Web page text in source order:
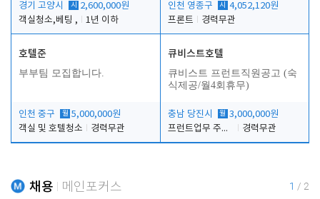
경기 고양시 시
2,600,000원
객실청소,베팅 ,
1년 이하
인천 영종구 시
4,052,120원
프론트
경력무관
호텔준
부부팀 모집합니다.
인천 중구 월 5,000,000원
객실 및 호텔청소
경력무관
큐비스트호텔
큐비스트 프런트직원공고 (숙
식제공/월4회휴무)
충남 당진시 월 3,000,000원
프런트업무 주간, 야간
경력무관
채용 메인포커스 1 / 2